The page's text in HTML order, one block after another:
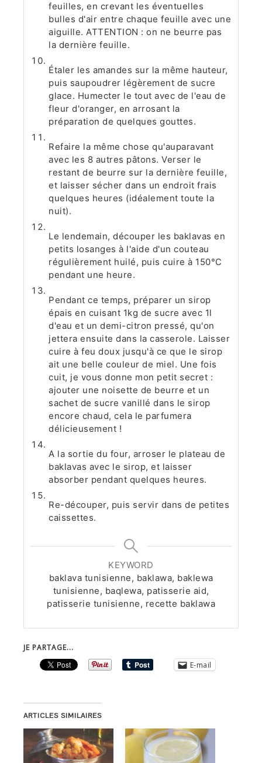
feuilles, en crevant les éventuelles
bulles d'air entre chaque feuille avec une
aiguille. ATTENTION : on ne beurre pas
la dernière feuille.
Étaler les amandes sur la même hauteur,
puis saupoudrer légèrement de sucre
glace. Humecter le tout avec de l'eau de
fleur d'oranger, en arrosant la
préparation de quelques gouttes.
Refaire la même chose qu'auparavant
avec les 8 autres pâtons. Verser le
restant de beurre sur la dernière feuille,
et laisser sécher dans un endroit frais
quelques heures (idéalement toute la
nuit).
Le lendemain, découper les baklavas en
petits losanges à l'aide d'un couteau
régulièrement huilé, puis cuire à 150°C
pendant une heure.
Pendant ce temps, préparer un sirop
épais en cuisant 1kg de sucre avec 1l
d'eau et un demi-citron pressé, qu'on
jettera ensuite dans la casserole. Laisser
cuire à feu doux jusqu'à ce que le sirop
ait une belle couleur de miel. Une fois
cuit, je vous donne mon petit secret :
ajouter une noisette de beurre et un
sachet de sucre vanillé dans le sirop
encore chaud, cela le parfumera
délicieusement !
A la sortie du four, arroser le plateau de
baklavas avec le sirop, et laisser
absorber pendant quelques heures.
Re-découper, puis servir dans de petites
caissettes.
KEYWORD
baklava tunisienne, baklawa, baklewa
tunisienne, baqlewa, patisserie aid,
patisserie tunisienne, recette baklawa
JE PARTAGE...
E-mail
ARTICLES SIMILAIRES